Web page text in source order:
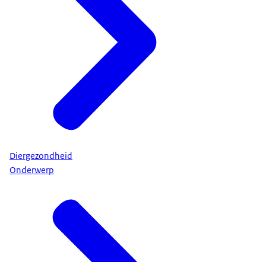
Diergezondheid
Onderwerp